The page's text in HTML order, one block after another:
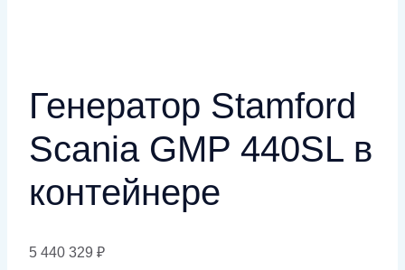
Генератор Stamford
Scania GMP 440SL в
контейнере
5 440 329 ₽